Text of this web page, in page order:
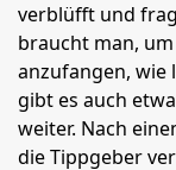
verblüfft und
braucht man,
anzufangen, wie
gibt es auch
weiter. Nach
die Tippgeber